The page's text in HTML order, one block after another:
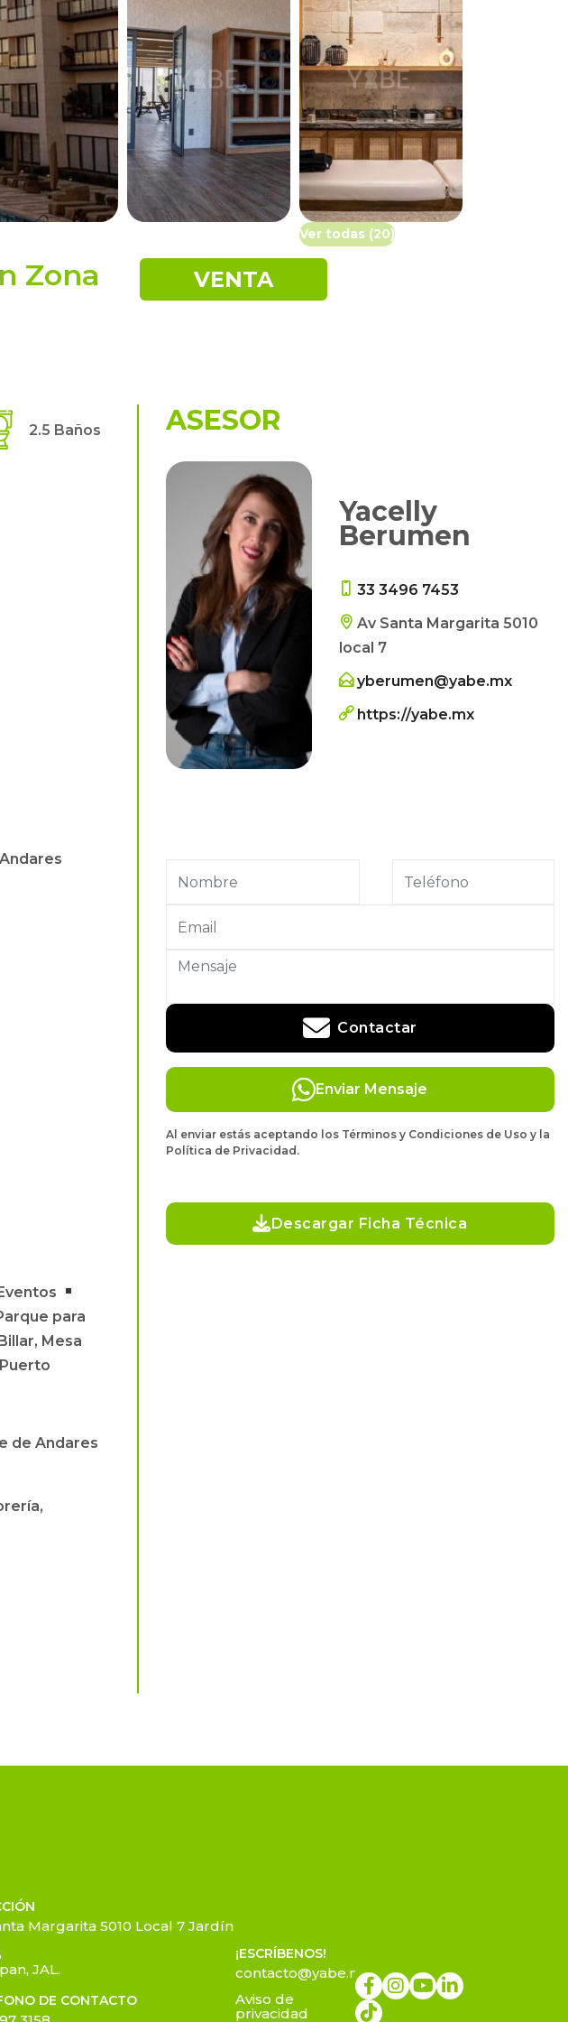
Ver todas (20)
Zona
VENTA
2.5 Baños
para
Mesa
de Andares
ASESOR
Yacelly
Berumen
33 3496 7453
Av Santa Margarita 5010
local 7
yberumen@yabe.mx
https://yabe.mx
Contactar
Enviar Mensaje
Al enviar estás aceptando los Términos y Condiciones de Uso y la
Política de Privacidad.
Descargar Ficha Técnica
Margarita 5010 Local 7 Jardín
JAL.
DE CONTACTO
¡ESCRÍBENOS!
contacto@yabe.mx
Aviso de
privacidad